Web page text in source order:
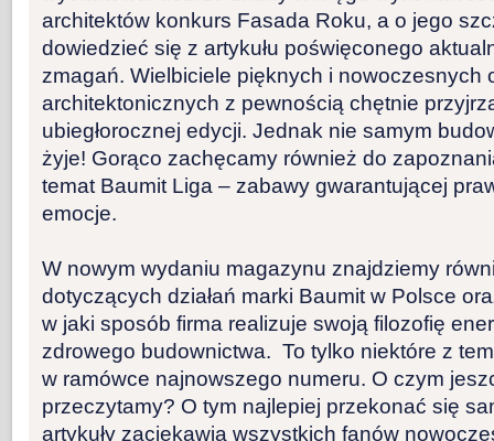
architektów konkurs Fasada Roku, a o jego
dowiedzieć się z artykułu poświęconego
zmagań. Wielbiciele pięknych i nowoczesnych
architektonicznych z pewnością chętnie
ubiegłorocznej edycji. Jednak nie samym
żyje! Gorąco zachęcamy również do
temat Baumit Liga – zabawy gwarantującej
emocje.
W nowym wydaniu magazynu znajdziemy
dotyczących działań marki Baumit w Polsce
w jaki sposób firma realizuje swoją filozofię
zdrowego budownictwa. To tylko niektóre z
w ramówce najnowszego numeru. O czym
przeczytamy? O tym najlepiej przekonać się
artykuły zaciekawią wszystkich fanów